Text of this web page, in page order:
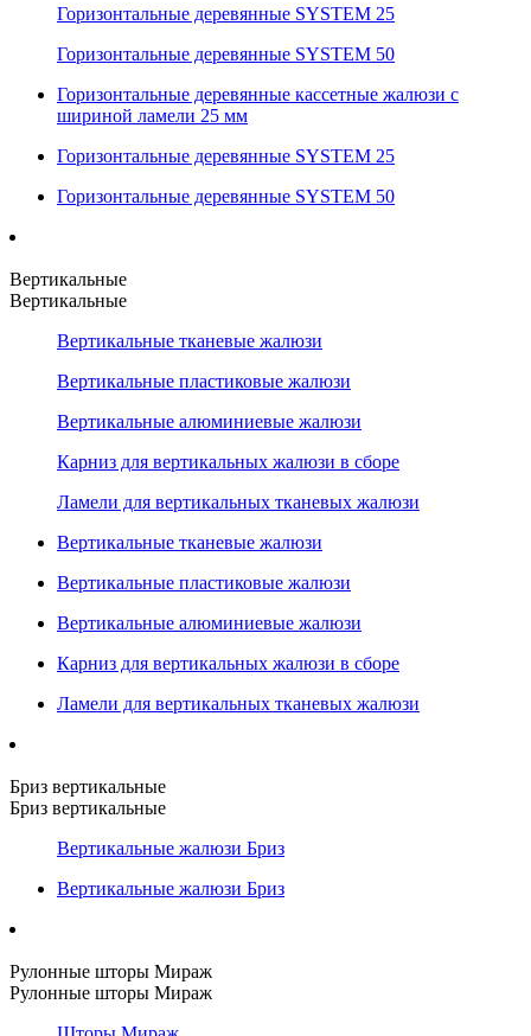
Горизонтальные деревянные SYSTEM 25
Горизонтальные деревянные SYSTEM 50
Горизонтальные деревянные кассетные жалюзи с
шириной ламели 25 мм
Горизонтальные деревянные SYSTEM 25
Горизонтальные деревянные SYSTEM 50
Вертикальные
Вертикальные
Вертикальные тканевые жалюзи
Вертикальные пластиковые жалюзи
Вертикальные алюминиевые жалюзи
Карниз для вертикальных жалюзи в сборе
Ламели для вертикальных тканевых жалюзи
Вертикальные тканевые жалюзи
Вертикальные пластиковые жалюзи
Вертикальные алюминиевые жалюзи
Карниз для вертикальных жалюзи в сборе
Ламели для вертикальных тканевых жалюзи
Бриз вертикальные
Бриз вертикальные
Вертикальные жалюзи Бриз
Вертикальные жалюзи Бриз
Рулонные шторы Мираж
Рулонные шторы Мираж